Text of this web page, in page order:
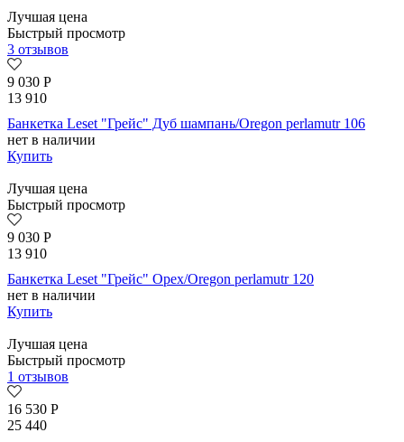
Лучшая цена
Быстрый просмотр
3 отзывов
9 030 Р
13 910
Банкетка Leset "Грейс" Дуб шампань/Oregon perlamutr 106
нет в наличии
Купить
Лучшая цена
Быстрый просмотр
9 030 Р
13 910
Банкетка Leset "Грейс" Орех/Oregon perlamutr 120
нет в наличии
Купить
Лучшая цена
Быстрый просмотр
1 отзывов
16 530 Р
25 440